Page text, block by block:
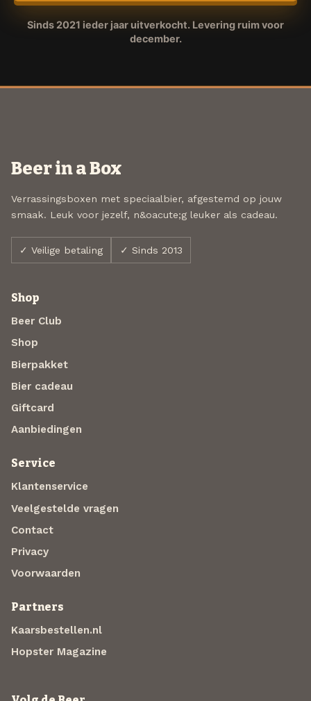
Sinds 2021 ieder jaar uitverkocht. Levering ruim voor
december.
Beer in a Box
Verrassingsboxen met speciaalbier, afgestemd op jouw
smaak. Leuk voor jezelf, n&oacute;g leuker als cadeau.
✓ Veilige betaling ✓ Sinds 2013
Shop
Beer Club
Shop
Bierpakket
Bier cadeau
Giftcard
Aanbiedingen
Service
Klantenservice
Veelgestelde vragen
Contact
Privacy
Voorwaarden
Partners
Kaarsbestellen.nl
Hopster Magazine